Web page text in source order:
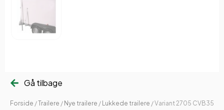
Gå tilbage
Forside /Trailere / Nye trailere / Lukkede trailere / Variant 2705 CVB35